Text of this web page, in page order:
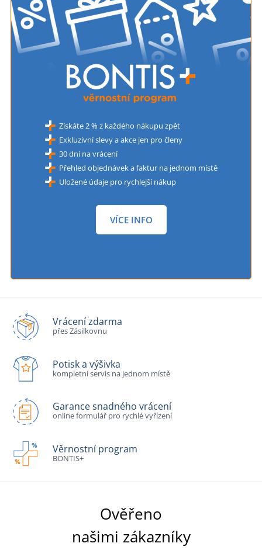
Získáte 2 % z každého nákupu zpět
Exkluzivní slevy a akce jen pro členy
30 dní na vrácení
Přehled objednávek a faktur na jednom místě
Uložené údaje pro rychlejší nákup
VÍCE INFO
Vrácení zdarma
přes Zásilkovnu
Potisk a výšivka
kompletní servis na jednom místě
Garance snadného vrácení
online formulář pro rychlé vyřízení
Věrnostní program
BONTIS+
Ověřeno
našimi zákazníky